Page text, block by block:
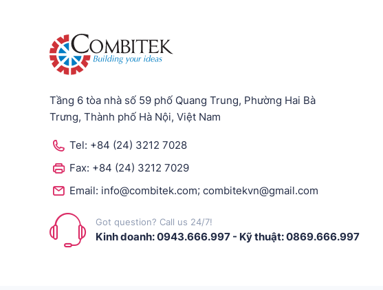
Tầng 6 tòa nhà số 59 phố Quang Trung, Phường Hai Bà
Trưng, Thành phố Hà Nội, Việt Nam
Tel: +84 (24) 3212 7028
Fax: +84 (24) 3212 7029
Email: info@combitek.com; combitekvn@gmail.com
Got question? Call us 24/7!
Kinh doanh: 0943.666.997 - Kỹ thuật: 0869.666.997